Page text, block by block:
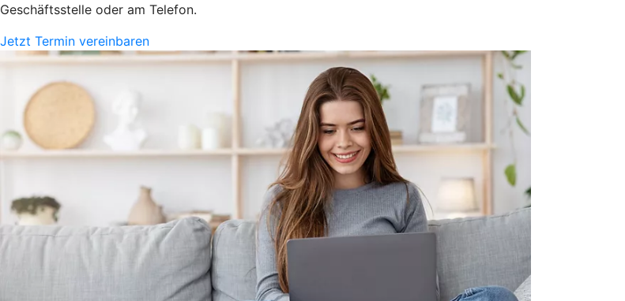
Geschäftsstelle oder am Telefon.
Jetzt Termin vereinbaren